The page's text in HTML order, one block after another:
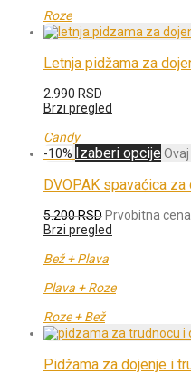
Roze
Letnja pidžama za
2.990 RSD
Brzi pregled
Candy
-10% Izaberi opcije
DVOPAK spavaćica
5.200RSD Prvobitna cena
Brzi pregled
Bež + Plava
Plava + Roze
Roze + Bež
Pidžama za dojenje i